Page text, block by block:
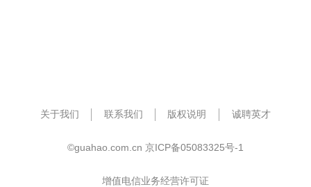
关于我们 联系我们 版权说明 诚聘英才
©guahao.com.cn 京ICP备05083325号-1
增值电信业务经营许可证